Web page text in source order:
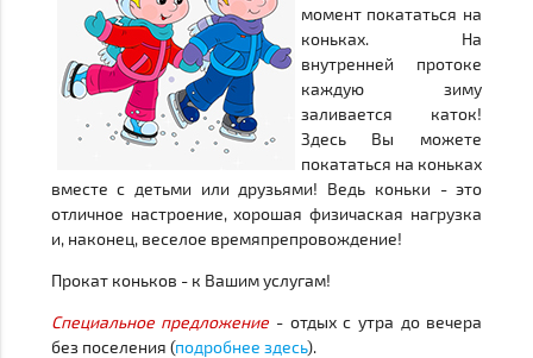
момент покататься на
коньках. На
внутренней протоке
каждую зиму
заливается каток!
Здесь Вы можете
покататься на коньках
вместе с детьми или друзьями! Ведь коньки - это
отличное настроение, хорошая физичаская нагрузка
и, наконец, веселое времяпрепровождение!
Прокат коньков - к Вашим услугам!
Специальное предложение - отдых с утра до вечера
без поселения (подробнее здесь).